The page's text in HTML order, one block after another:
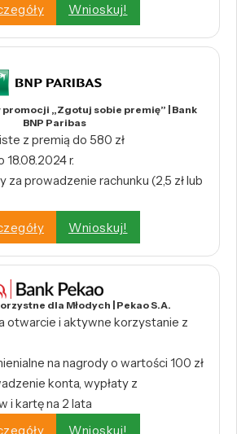
Wnioskuj!
promocji „Zgotuj sobie premię” | Bank
BNP Paribas
z premią do 580 zł
18.08.2024 r.
za prowadzenie rachunku (2,5 zł lub
Wnioskuj!
dla Młodych | Pekao S.A.
otwarcie i aktywne korzystanie z
na nagrody o wartości 100 zł
konta, wypłaty z
i kartę na 2 lata
Wnioskuj!